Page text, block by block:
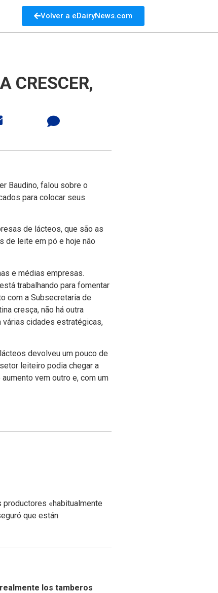
Volver a eDairyNews.com
CRESCER,
Baudino, falou sobre o
para colocar seus
de lácteos, que são as
de leite em pó e hoje não
e médias empresas.
trabalhando para fomentar
com a Subsecretaria de
cresça, não há outra
várias cidades estratégicas,
devolveu um pouco de
leiteiro podia chegar a
vem outro e, com um
«habitualmente
que están
los tamberos